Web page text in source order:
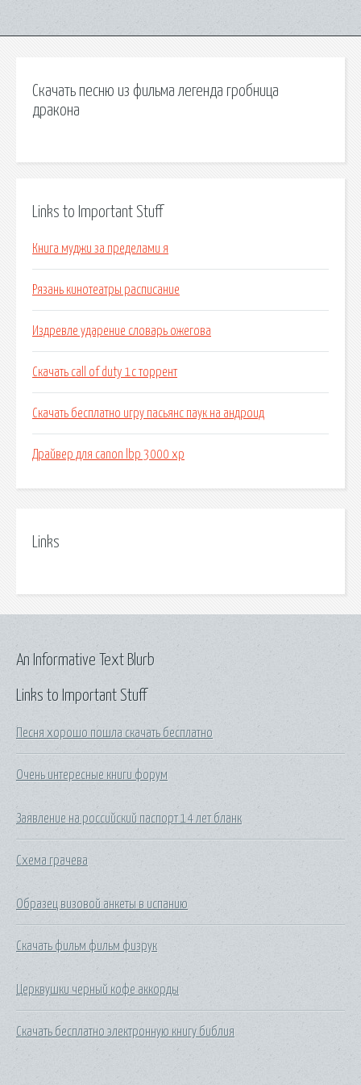
Скачать песню из фильма легенда гробница
дракона
Links to Important Stuff
Книга муджи за пределами я
Рязань кинотеатры расписание
Издревле ударение словарь ожегова
Скачать call of duty 1c торрент
Скачать бесплатно игру пасьянс паук на андроид
Драйвер для canon lbp 3000 xp
Links
Links to Important Stuff
Песня хорошо пошла скачать бесплатно
Очень интересные книги форум
Заявление на российский паспорт 14 лет бланк
Схема грачева
Образец визовой анкеты в испанию
Скачать фильм фильм физрук
Церквушки черный кофе аккорды
Скачать бесплатно электронную книгу библия
An Informative Text Blurb